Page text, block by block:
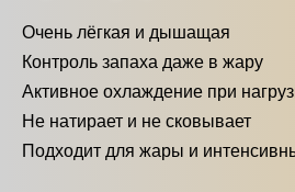
Очень лёгкая и дышащая
Контроль запаха даже в жару
Активное охлаждение при
Не натирает и не сковывает
Подходит для жары и